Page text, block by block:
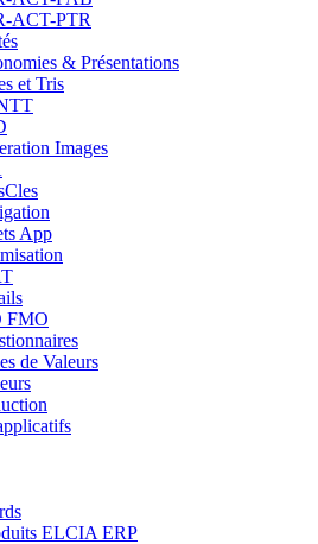
ACT-PTR
& Présentations
et Tris
Images
App
FMO
de Valeurs
ELCIA ERP